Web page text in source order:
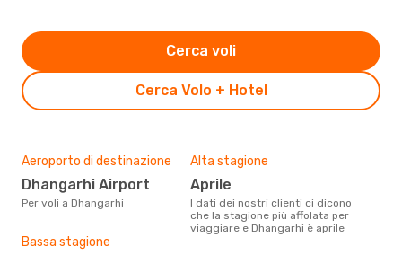
Cerca Volo + Hotel
Cerca voli
Aeroporto di destinazione
Dhangarhi Airport
Per voli a Dhangarhi
Alta stagione
aprile
I dati dei nostri clienti ci dicono
che la stagione più affolata per
viaggiare e Dhangarhi è aprile
Bassa stagione